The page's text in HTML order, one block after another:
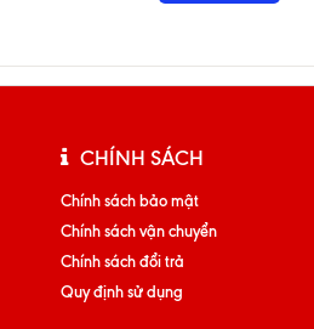
CHÍNH SÁCH
Chính sách bảo mật
Chính sách vận chuyển
Chính sách đổi trả
Quy định sử dụng